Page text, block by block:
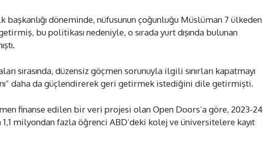
başkanlığı döneminde, nüfusunun çoğunluğu Müslüman 7 ülkeden
bu politikası nedeniyle, o sırada yurt dışında bulunan
sırasında, düzensiz göçmen sorunuyla ilgili sınırları kapatmayı
daha da güçlendirerek geri getirmek istediğini dile getirmişti.
finanse edilen bir veri projesi olan Open Doors’a göre, 2023-24
1,1 milyondan fazla öğrenci ABD’deki kolej ve üniversitelere kayıt